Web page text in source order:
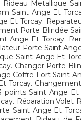
Metallique
Saint Ange Et
Et Torcay.
Porte Blindée
Ange Et Torcay.
Porte Saint
Saint Ange Et
Changer Porte
Coffre Fort Saint
Torcay.
Saint Ange
Réparation
Saint Ange Et